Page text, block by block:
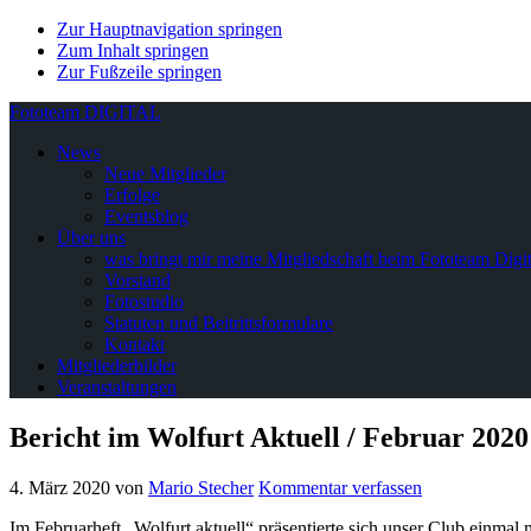
Zur Hauptnavigation springen
Zum Inhalt springen
Zur Fußzeile springen
Fototeam DIGITAL
News
Neue Mitglieder
Erfolge
Eventsblog
Über uns
was bringt mir meine Mitgliedschaft beim Fototeam
Vorstand
Fotostudio
Statuten und Beitrittsformulare
Kontakt
Mitgliederbilder
Veranstaltungen
Bericht im Wolfurt Aktuell / Februar 2020
4. März 2020 von Mario Stecher Kommentar verfassen